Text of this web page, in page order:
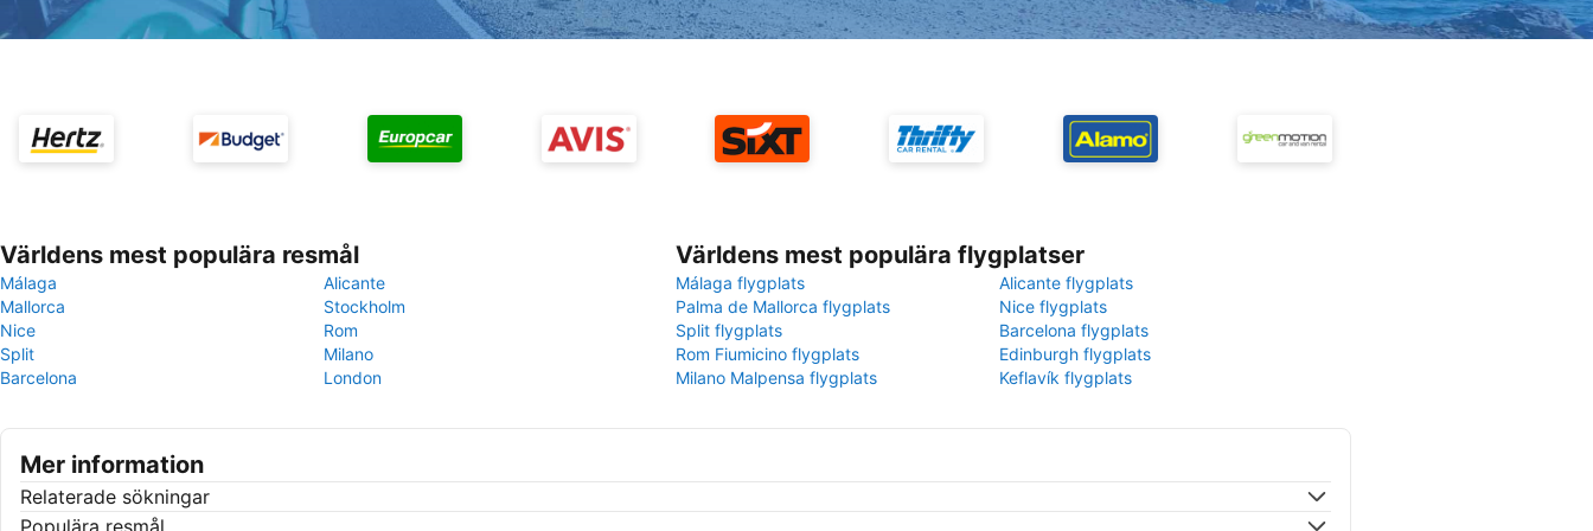
Världens mest populära resmål
Málaga
Alicante
Mallorca
Stockholm
Nice
Rom
Split
Milano
Barcelona
London
Världens mest populära flygplatser
Málaga flygplats
Alicante flygplats
Palma de Mallorca flygplats
Nice flygplats
Split flygplats
Barcelona flygplats
Rom Fiumicino flygplats
Edinburgh flygplats
Milano Malpensa flygplats
Keflavík flygplats
Mer information
Relaterade sökningar
Populära resmål